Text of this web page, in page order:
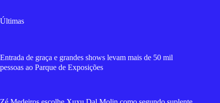
Últimas
Entrada de graça e grandes shows levam mais de 50 mil
pessoas ao Parque de Exposições